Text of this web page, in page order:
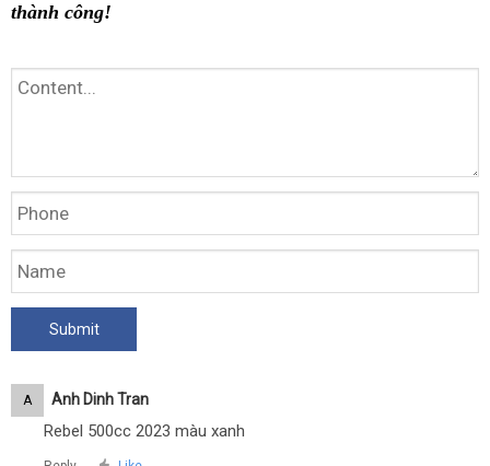
thành công!
A Anh Dinh Tran
Rebel 500cc 2023 màu xanh